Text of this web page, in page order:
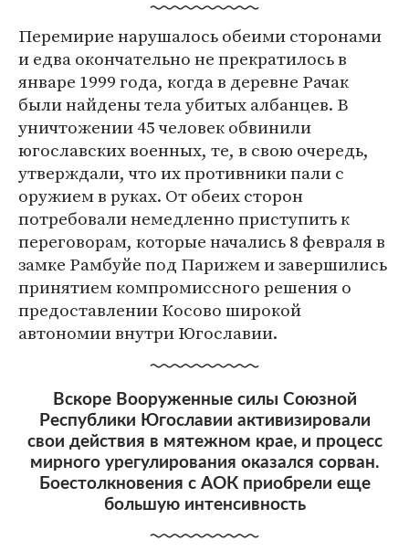
Перемирие нарушалось обеими сторонами
и едва окончательно не прекратилось в
январе 1999 года, когда в деревне Рачак
были найдены тела убитых албанцев. В
уничтожении 45 человек обвинили
югославских военных, те, в свою очередь,
утверждали, что их противники пали с
оружием в руках. От обеих сторон
потребовали немедленно приступить к
переговорам, которые начались 8 февраля в
замке Рамбуйе под Парижем и завершились
принятием компромиссного решения о
предоставлении Косово широкой
автономии внутри Югославии.
Вскоре Вооруженные силы Союзной
Республики Югославии активизировали
свои действия в мятежном крае, и процесс
мирного урегулирования оказался сорван.
Боестолкновения с АОК приобрели еще
большую интенсивность